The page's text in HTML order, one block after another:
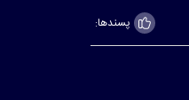
پسندها: